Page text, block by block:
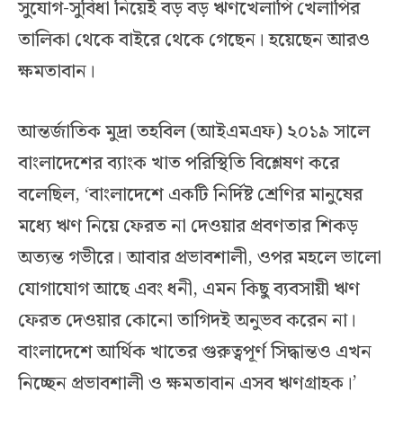
সুযোগ-সুবিধা নিয়েই বড় বড় ঋণখেলাপি খেলাপির
তালিকা থেকে বাইরে থেকে গেছেন। হয়েছেন আরও
ক্ষমতাবান।
আন্তর্জাতিক মুদ্রা তহবিল (আইএমএফ) ২০১৯ সালে
বাংলাদেশের ব্যাংক খাত পরিস্থিতি বিশ্লেষণ করে
বলেছিল, ‘বাংলাদেশে একটি নির্দিষ্ট শ্রেণির মানুষের
মধ্যে ঋণ নিয়ে ফেরত না দেওয়ার প্রবণতার শিকড়
অত্যন্ত গভীরে। আবার প্রভাবশালী, ওপর মহলে ভালো
যোগাযোগ আছে এবং ধনী, এমন কিছু ব্যবসায়ী ঋণ
ফেরত দেওয়ার কোনো তাগিদই অনুভব করেন না।
বাংলাদেশে আর্থিক খাতের গুরুত্বপূর্ণ সিদ্ধান্তও এখন
নিচ্ছেন প্রভাবশালী ও ক্ষমতাবান এসব ঋণগ্রাহক।’